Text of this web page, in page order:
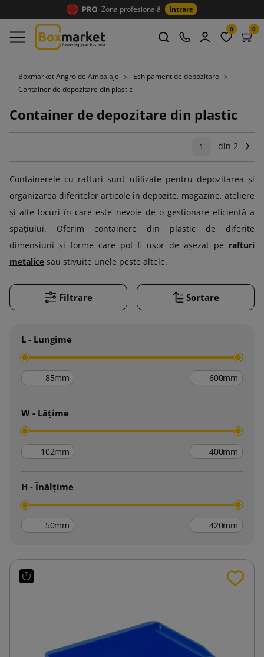
Zona profesională Intrare
0 0
Boxmarket Angro de Ambalaje
Echipament de depozitare
Container de depozitare din plastic
Container de depozitare din plastic
1 din 2
Containerele cu rafturi sunt utilizate pentru depozitarea și
organizarea diferitelor articole în depozite, magazine, ateliere
și alte locuri în care este nevoie de o gestionare eficientă a
spațiului. Oferim containere din plastic de diferite
dimensiuni și forme care pot fi ușor de așezat pe rafturi
metalice sau stivuite unele peste altele.
Filtrare Sortare
L - Lungime
mm mm
W - Lățime
mm mm
H - Înălțime
mm mm